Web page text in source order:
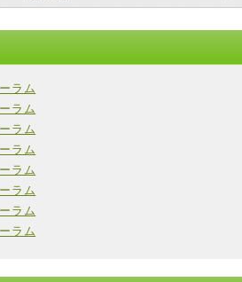
ラム
ラム
ラム
ラム
ラム
ラム
ラム
ラム